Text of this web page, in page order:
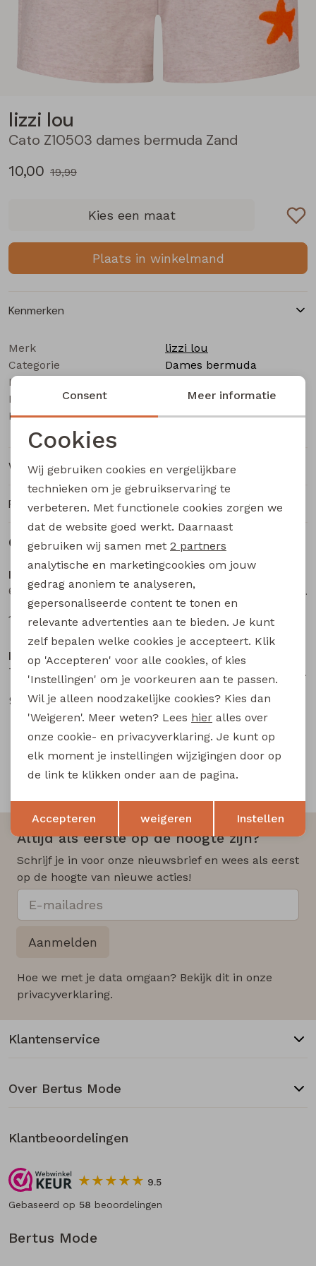
Sweatshirts
Pullover
Blazers
Buitenjack
Bermuda's
Piraat broeken
Lange broeken
Lange broek
Jassen
Bermudas
Leggings
Rokken
Vesten
lizzi lou
Cato Z10503 dames bermuda Zand
10,00 19,99
Kies een maat
Plaats in winkelmand
Kenmerken
Merk
lizzi lou
Categorie
Dames bermuda
Leverancierscode
Bestelcode
230000441
Kleur
Zand
Winkelvoorraad
Ruilen en retourneren
Gerelateerde producten
Sale
lizzi lou
601976 W20028 dames bermuda Wijnrood
14,99 19,99
601976 W20028 dames bermuda Marine
14,99 19,99
Sale
lizzi lou
9,00 17,99
lizzi lou
Tessa aop Z10494 dames bermuda Marine
9,00 17,99
Snelle en betrouwbare levering
Altijd als eerste op de hoogte zijn?
Schrijf je in voor onze nieuwsbrief en wees als eerst
op de hoogte van nieuwe acties!
Aanmelden
Hoe we met je data omgaan? Bekijk dit in onze
privacyverklaring.
Bertus Mode
Klantenservice
Over Bertus Mode
Klantbeoordelingen
9.5
Gebaseerd op 58 beoordelingen
Noodzakelijke cookies
Analytische cookies
Marketing cookies
Terug Opslaan
Consent Meer informatie
Cookies
Wij gebruiken cookies en vergelijkbare
technieken om je gebruikservaring te
verbeteren. Met functionele cookies zorgen we
dat de website goed werkt. Daarnaast
gebruiken wij samen met 2 partners
analytische en marketingcookies om jouw
gedrag anoniem te analyseren,
gepersonaliseerde content te tonen en
relevante advertenties aan te bieden. Je kunt
zelf bepalen welke cookies je accepteert. Klik
op 'Accepteren' voor alle cookies, of kies
'Instellingen' om je voorkeuren aan te passen.
Wil je alleen noodzakelijke cookies? Kies dan
'Weigeren'. Meer weten? Lees hier alles over
onze cookie- en privacyverklaring. Je kunt op
elk moment je instellingen wijzigingen door op
de link te klikken onder aan de pagina.
Accepteren weigeren Instellen